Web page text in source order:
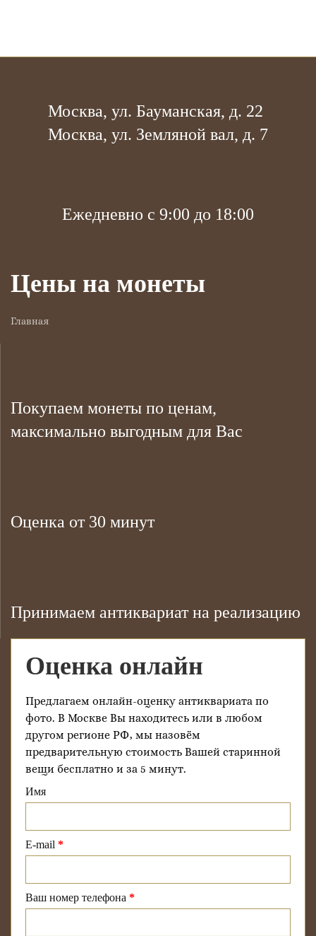
Москва, ул. Бауманская, д. 22
Москва, ул. Земляной вал, д. 7
Ежедневно с 9:00 до 18:00
Цены на монеты
Главная
Покупаем монеты по ценам,
максимально выгодным для Вас
Оценка от 30 минут
Принимаем антиквариат на реализацию
Оценка онлайн
Предлагаем онлайн-оценку антиквариата по
фото. В Москве Вы находитесь или в любом
другом регионе РФ, мы назовём
предварительную стоимость Вашей старинной
вещи бесплатно и за 5 минут.
Имя
E-mail *
Ваш номер телефона *